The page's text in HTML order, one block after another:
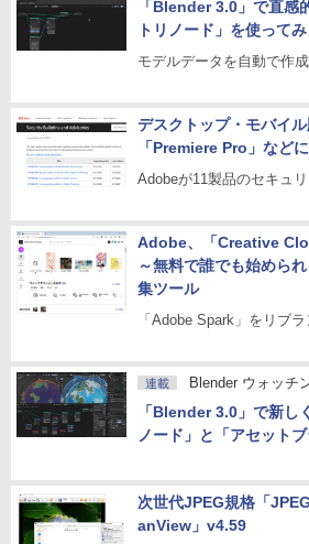
「Blender 3.0」で直感
トリノード」を使ってみ
モデルデータを自動で作
デスクトップ・モバイ
「Premiere Pro」など
Adobeが11製品のセキュ
Adobe、「Creative
～無料で誰でも始めら
集ツール
「Adobe Spark」をリブ
連載 Blender ウォッチ
「Blender 3.0」で新し
ノード」と「アセット
次世代JPEG規格「
anView」v4.59